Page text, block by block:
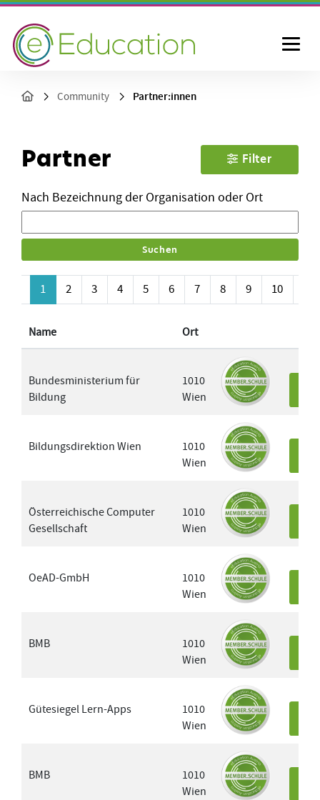
Community Partner:innen
Partner Filter
Nach Bezeichnung der Organisation oder Ort
1 2 3 4 5 6 7 8 9 10
Name Ort
Bundesministerium für
Bildung
1010
Wien
Bildungsdirektion Wien
1010
Wien
Österreichische Computer
Gesellschaft
1010
Wien
OeAD-GmbH
1010
Wien
BMB
1010
Wien
Gütesiegel Lern-Apps
1010
Wien
BMB
1010
Wien